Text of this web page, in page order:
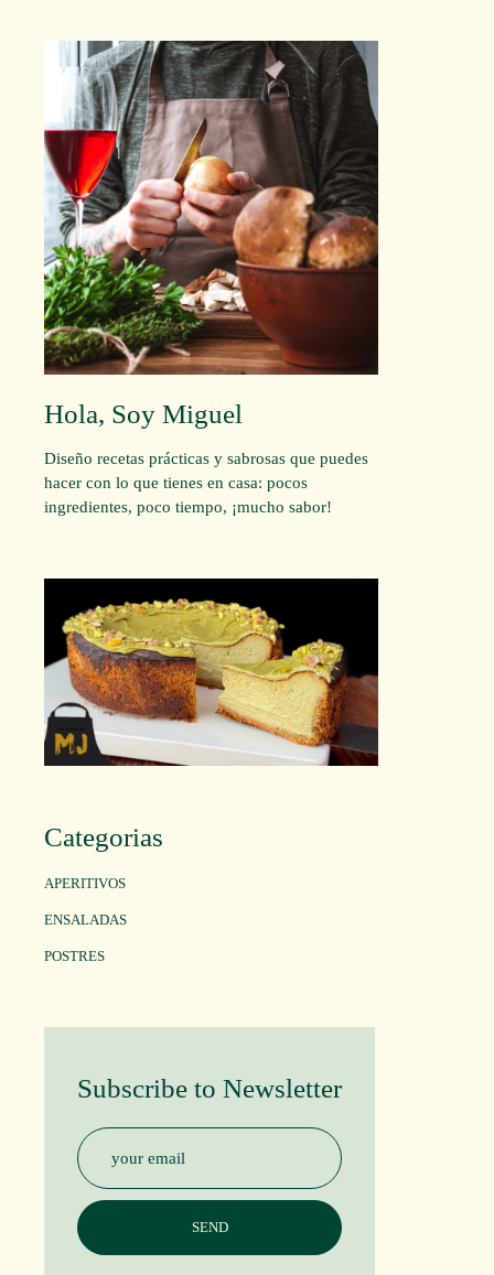
Hola, Soy Miguel
Diseño recetas prácticas y sabrosas que puedes
hacer con lo que tienes en casa: pocos
ingredientes, poco tiempo, ¡mucho sabor!
Categorias
APERITIVOS
ENSALADAS
POSTRES
Subscribe to Newsletter